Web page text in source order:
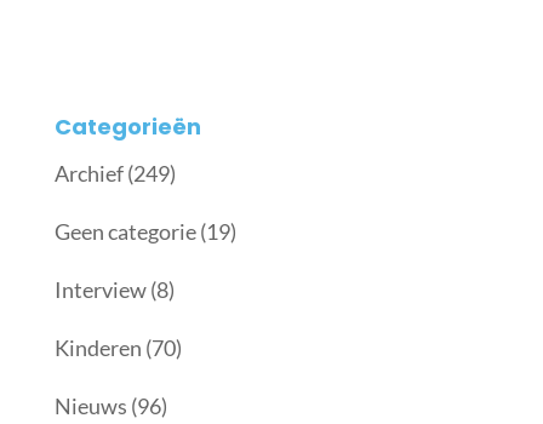
Categorieën
Archief(249)
Geen categorie(19)
Interview(8)
Kinderen (70)
Nieuws (96)